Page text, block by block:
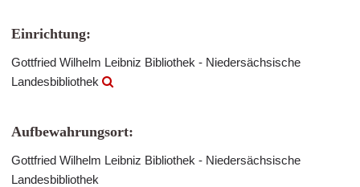
Einrichtung:
Gottfried Wilhelm Leibniz Bibliothek - Niedersächsische
Landesbibliothek
Aufbewahrungsort:
Gottfried Wilhelm Leibniz Bibliothek - Niedersächsische
Landesbibliothek